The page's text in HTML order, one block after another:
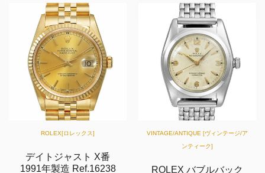
ROLEX[ロレックス]
デイトジャスト X番
1991年製造 Ref.16238
VINTAGE/ANTIQUE [ヴィンテージ/ア
ンティーク]
ROLEX バブルバック